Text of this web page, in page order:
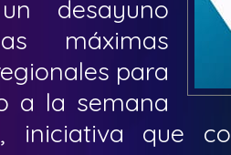
desayuno
máximas
para
a la semana
iniciativa que